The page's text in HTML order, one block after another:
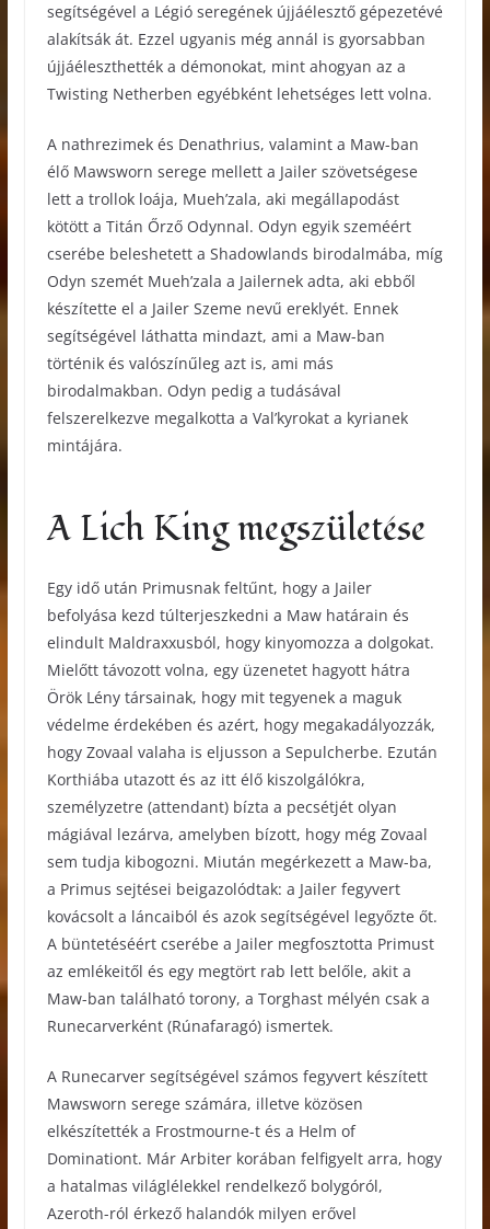
segítségével a Légió seregének újjáélesztő gépezetévé
alakítsák át. Ezzel ugyanis még annál is gyorsabban
újjáéleszthették a démonokat, mint ahogyan az a
Twisting Netherben egyébként lehetséges lett volna.
A nathrezimek és Denathrius, valamint a Maw-ban
élő Mawsworn serege mellett a Jailer szövetségese
lett a trollok loája, Mueh’zala, aki megállapodást
kötött a Titán Őrző Odynnal. Odyn egyik szeméért
cserébe beleshetett a Shadowlands birodalmába, míg
Odyn szemét Mueh’zala a Jailernek adta, aki ebből
készítette el a Jailer Szeme nevű ereklyét. Ennek
segítségével láthatta mindazt, ami a Maw-ban
történik és valószínűleg azt is, ami más
birodalmakban. Odyn pedig a tudásával
felszerelkezve megalkotta a Val’kyrokat a kyrianek
mintájára.
A Lich King megszületése
Egy idő után Primusnak feltűnt, hogy a Jailer
befolyása kezd túlterjeszkedni a Maw határain és
elindult Maldraxxusból, hogy kinyomozza a dolgokat.
Mielőtt távozott volna, egy üzenetet hagyott hátra
Örök Lény társainak, hogy mit tegyenek a maguk
védelme érdekében és azért, hogy megakadályozzák,
hogy Zovaal valaha is eljusson a Sepulcherbe. Ezután
Korthiába utazott és az itt élő kiszolgálókra,
személyzetre (attendant) bízta a pecsétjét olyan
mágiával lezárva, amelyben bízott, hogy még Zovaal
sem tudja kibogozni. Miután megérkezett a Maw-ba,
a Primus sejtései beigazolódtak: a Jailer fegyvert
kovácsolt a láncaiból és azok segítségével legyőzte őt.
A büntetéséért cserébe a Jailer megfosztotta Primust
az emlékeitől és egy megtört rab lett belőle, akit a
Maw-ban található torony, a Torghast mélyén csak a
Runecarverként (Rúnafaragó) ismertek.
A Runecarver segítségével számos fegyvert készített
Mawsworn serege számára, illetve közösen
elkészítették a Frostmourne-t és a Helm of
Dominationt. Már Arbiter korában felfigyelt arra, hogy
a hatalmas világlélekkel rendelkező bolygóról,
Azeroth-ról érkező halandók milyen erővel